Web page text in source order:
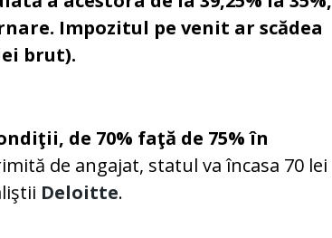
Impozitul pe venit ar scădea
brut).
de 70% faţă de 75% în
de angajat, statul va încasa 70 lei
Deloitte.